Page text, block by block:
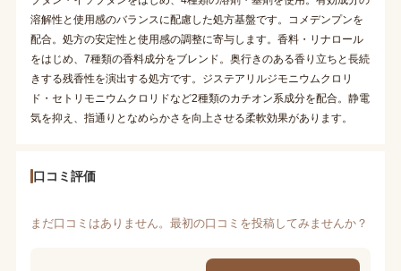
溶解性と使用感のバランスに配慮した処方基盤です。コメデンプンを
配合。処方の安定性と使用感の調整に寄与します。香料・リナロール
をはじめ、7種類の香料成分をブレンド。奥行きのある香り立ちと長続
きする残香性を演出する処方です。ジステアリルジモニウムクロリ
ド・セトリモニウムクロリドなど2種類のカチオン系成分を配合。静電
気を抑え、指通りとなめらかさを向上させる柔軟効果があります。
口コミ評価
まだ口コミはありません。最初の口コミを投稿してみませんか？